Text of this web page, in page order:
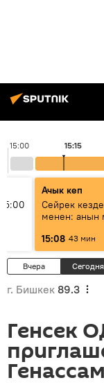
15:00 15:15
Ачык кеп
Сейрек
менен: анын
жолу
15:08 43 мин
Вчера Сегодня
г. Бишкек 89.3
Генсек